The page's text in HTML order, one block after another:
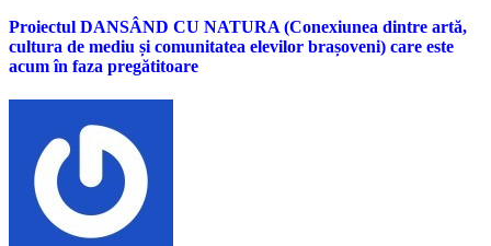
Proiectul DANSÂND CU NATURA (Conexiunea dintre artă,
cultura de mediu și comunitatea elevilor brașoveni) care este
acum în faza pregătitoare